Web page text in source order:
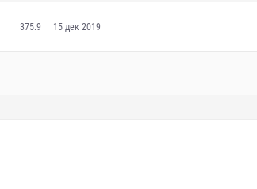
375.9 15 дек 2019